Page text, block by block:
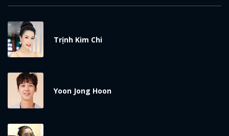
Trịnh Kim Chi
Yoon Jong Hoon